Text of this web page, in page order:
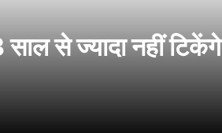
साल से ज्यादा नहीं टिकेंगे